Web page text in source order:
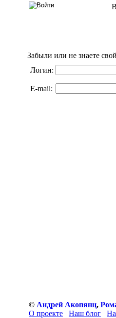
Забыли или не знаете
Логин:
E-mail:
© Андрей Акопянц,
О проекте
Наш блог